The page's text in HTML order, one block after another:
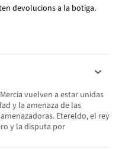
devolucions a la botiga.
vuelven a estar unidas
y la amenaza de las
Etereldo, el rey
y la disputa por